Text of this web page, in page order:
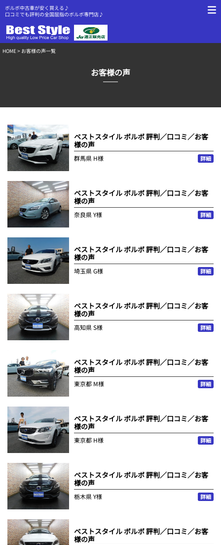
ボルボ中古車が安く買える♪
口コミでも評判の全国屈指のボルボ専門店♪
HOME > お客様の声一覧
お客様の声
ベストスタイル ボルボ 評判／口コミ／お客
様の声
群馬県 H様 詳細
ベストスタイル ボルボ 評判／口コミ／お客
様の声
奈良県Y様 詳細
ベストスタイル ボルボ 評判／口コミ／お客
様の声
埼玉県G様 詳細
ベストスタイル ボルボ 評判／口コミ／お客
様の声
高知県S様 詳細
ベストスタイル ボルボ 評判／口コミ／お客
様の声
東京都 M様 詳細
ベストスタイル ボルボ 評判／口コミ／お客
様の声
東京都 H様 詳細
ベストスタイル ボルボ 評判／口コミ／お客
様の声
栃木県Y様 詳細
ベストスタイル ボルボ 評判／口コミ／お客
様の声